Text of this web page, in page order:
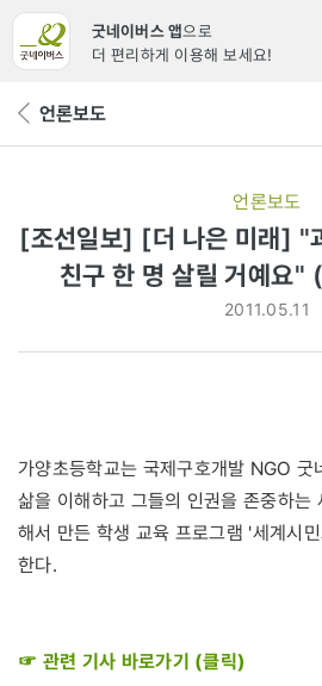
굿네이버스 앱으로
더 편리하게 이용해 보세요!
뒤 언론보도
언론보도
[조선일보] [더 나은 미래] "
친구 한 명 살릴 거예
2011.05.11
가양초등학교는 국제구호개발 NGO 굿
삶을 이해하고 그들의 인권을 존중하는
해서 만든 학생 교육 프로그램 '세계시
한다.
☞ 관련 기사 바로가기 (클릭)